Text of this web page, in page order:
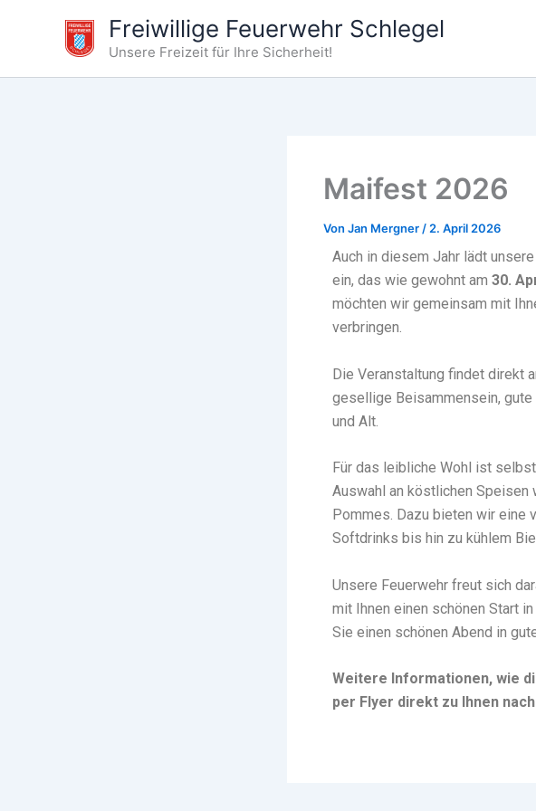
Freiwillige Feuerwehr Schlegel
Unsere Freizeit für Ihre Sicherheit!
Maifest 2026
Von Jan Mergner / 2. April 2026
Auch in diesem Jahr lädt
ein, das wie gewohnt am 30.
möchten wir gemeinsam mit
verbringen.
Die Veranstaltung findet direkt
gesellige Beisammensein, gute
und Alt.
Für das leibliche Wohl ist
Auswahl an köstlichen
Pommes. Dazu bieten wir eine
Softdrinks bis hin zu kühlem
Unsere Feuerwehr freut sich
mit Ihnen einen schönen Start
Sie einen schönen Abend in
Weitere Informationen, wie
per Flyer direkt zu Ihnen